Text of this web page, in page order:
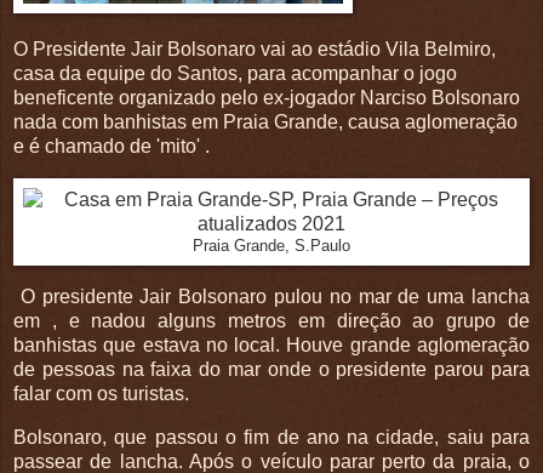
O Presidente Jair Bolsonaro vai ao estádio Vila Belmiro,
casa da equipe do Santos, para acompanhar o jogo
beneficente organizado pelo ex-jogador Narciso Bolsonaro
nada com banhistas em Praia Grande, causa aglomeração
e é chamado de 'mito' .
Praia Grande, S.Paulo
O presidente Jair Bolsonaro pulou no mar de uma lancha
em , e nadou alguns metros em direção ao grupo de
banhistas que estava no local. Houve grande aglomeração
de pessoas na faixa do mar onde o presidente parou para
falar com os turistas.
Bolsonaro, que passou o fim de ano na cidade, saiu para
passear de lancha. Após o veículo parar perto da praia, o